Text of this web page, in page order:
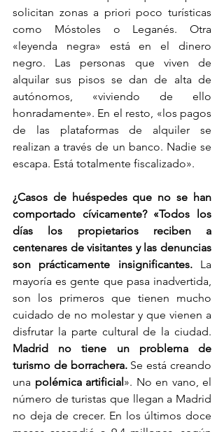
solicitan zonas a priori poco turísticas
como Móstoles o Leganés. Otra
«leyenda negra» está en el dinero
negro. Las personas que viven de
alquilar sus pisos se dan de alta de
autónomos, «viviendo de ello
honradamente». En el resto, «los pagos
de las plataformas de alquiler se
realizan a través de un banco. Nadie se
escapa. Está totalmente fiscalizado».
¿Casos de huéspedes que no se han
comportado cívicamente? «Todos los
días los propietarios reciben a
centenares de visitantes y las denuncias
son prácticamente insignificantes. La
mayoría es gente que pasa inadvertida,
son los primeros que tienen mucho
cuidado de no molestar y que vienen a
Madrid no tiene un problema de
turismo de borrachera. Se está creando
una polémica artificial ». No en vano, el
número de turistas que llegan a Madrid
no deja de crecer. En los últimos doce